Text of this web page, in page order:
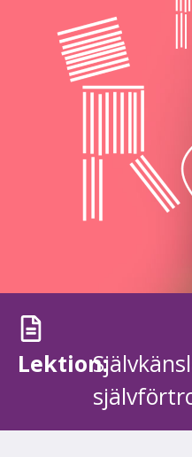
Lektion: